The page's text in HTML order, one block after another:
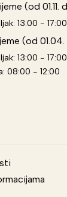
(od 01.11.
13:00 - 17:00
(od 01.04.
13:00 - 17:00
08:00 - 12:00